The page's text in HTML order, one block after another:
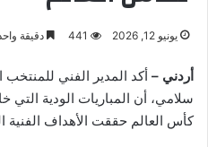
يونيو 12, 2026 441 دقيقة
أردني – أكد المدير الفني
سلامي، أن المباريات الودية التي
كأس العالم حققت الأهداف الفنية